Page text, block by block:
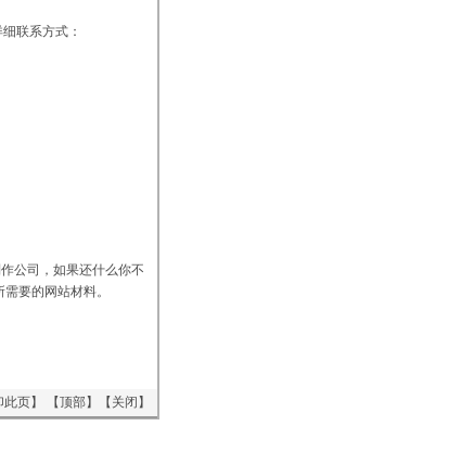
联系方式：
公司，如果还什么你不
要的网站材料。
此页】 【顶部】【 关闭 】